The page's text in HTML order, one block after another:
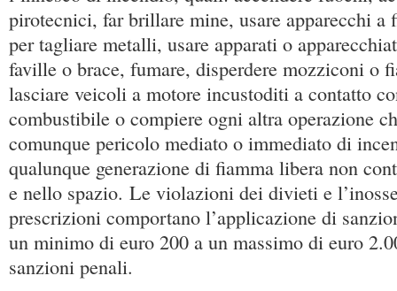
pirotecnici, far brillare mine, usare apparecchi a
per tagliare metalli, usare apparati o
faville o brace, fumare, disperdere mozziconi o
lasciare veicoli a motore incustoditi a contatto
combustibile o compiere ogni altra operazione
comunque pericolo mediato o immediato di
qualunque generazione di fiamma libera non
e nello spazio. Le violazioni dei divieti e
prescrizioni comportano l’applicazione di
un minimo di euro 200 a un massimo di euro
sanzioni penali.